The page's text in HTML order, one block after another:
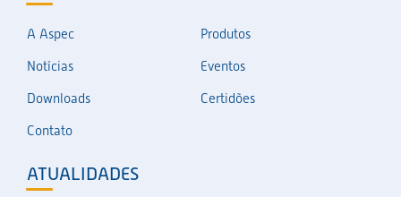
A Aspec
Produtos
Notícias
Eventos
Downloads
Certidões
Contato
ATUALIDADES